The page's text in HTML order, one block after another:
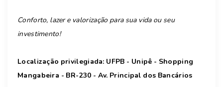
Conforto, lazer e valorização para sua vida ou seu
investimento!
Localização privilegiada: UFPB - Unipê - Shopping
Mangabeira - BR-230 - Av. Principal dos Bancários